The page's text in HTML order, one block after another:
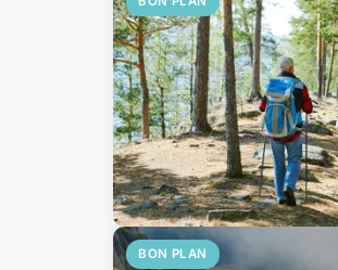
BON PLAN